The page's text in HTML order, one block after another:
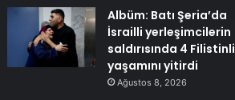
Albüm: Batı Şeria’da
İsrailli yerleşimcilerin
saldırısında 4 Filistinli
yaşamını yitirdi
Ağustos 8, 2026